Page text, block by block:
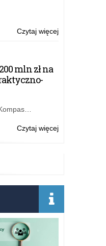
Czytaj więcejo:
mln zł na
Czytaj więcejo: